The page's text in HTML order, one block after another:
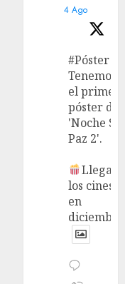
4 Ago
#Póster
Tenemos
el primer
póster de
'Noche
Paz 2'.
Llega a
los cines
en